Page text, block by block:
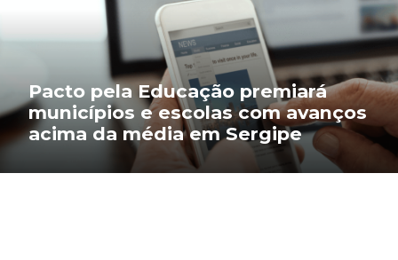
Pacto pela Educação premiará
municípios e escolas com avanços
acima da média em Sergipe